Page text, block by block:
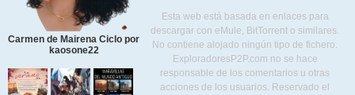
Carmen de Mairena Ciclo por
kaosone22
Esta web está basada en enlaces para
descargar con eMule, BitTorrent o similares.
No contiene alojado ningún tipo de fichero.
ExploradoresP2P.com no se hace
responsable de los comentarios u otras
acciones de los usuarios. Reservado el